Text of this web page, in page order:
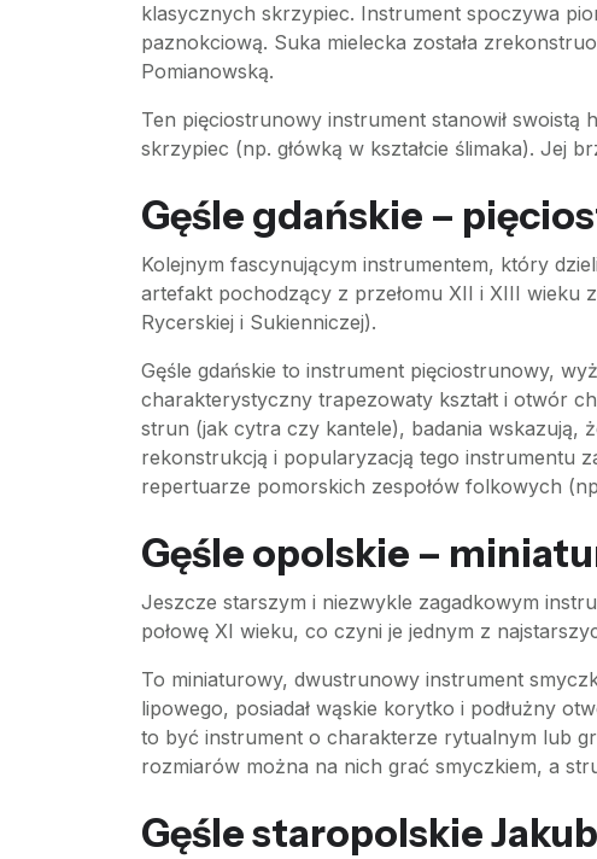
klasycznych skrzypiec. Instrument spoczywa
paznokciową. Suka mielecka została
Pomianowską.
Ten pięciostrunowy instrument stanowił swoistą
skrzypiec (np. główką w kształcie ślimaka). Jej
Gęśle gdańskie –
Kolejnym fascynującym instrumentem, który
artefakt pochodzący z przełomu XII i XIII wieku
Rycerskiej i Sukienniczej).
Gęśle gdańskie to instrument pięciostrunowy,
charakterystyczny trapezowaty kształt i otwór
strun (jak cytra czy kantele), badania wskazują,
rekonstrukcją i popularyzacją tego instrumentu
repertuarze pomorskich zespołów folkowych
Gęśle opolskie –
Jeszcze starszym i niezwykle zagadkowym
połowę XI wieku, co czyni je jednym z
To miniaturowy, dwustrunowy instrument
lipowego, posiadał wąskie korytko i podłużny
to być instrument o charakterze rytualnym lub
rozmiarów można na nich grać smyczkiem, a
Gęśle staropolskie